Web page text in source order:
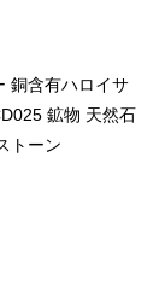
銅含有ハロイサ
鉱物 天然石
トーン